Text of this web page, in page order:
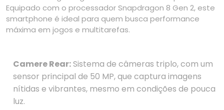
Equipado com o processador Snapdragon 8 Gen 2, este
smartphone é ideal para quem busca performance
máxima em jogos e multitarefas.
Camere Rear:Sistema de câmeras triplo, com um
sensor principal de 50 MP, que captura imagens
nítidas e vibrantes, mesmo em condições de pouca
luz.